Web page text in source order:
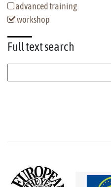
advanced training
workshop
Full textsearch